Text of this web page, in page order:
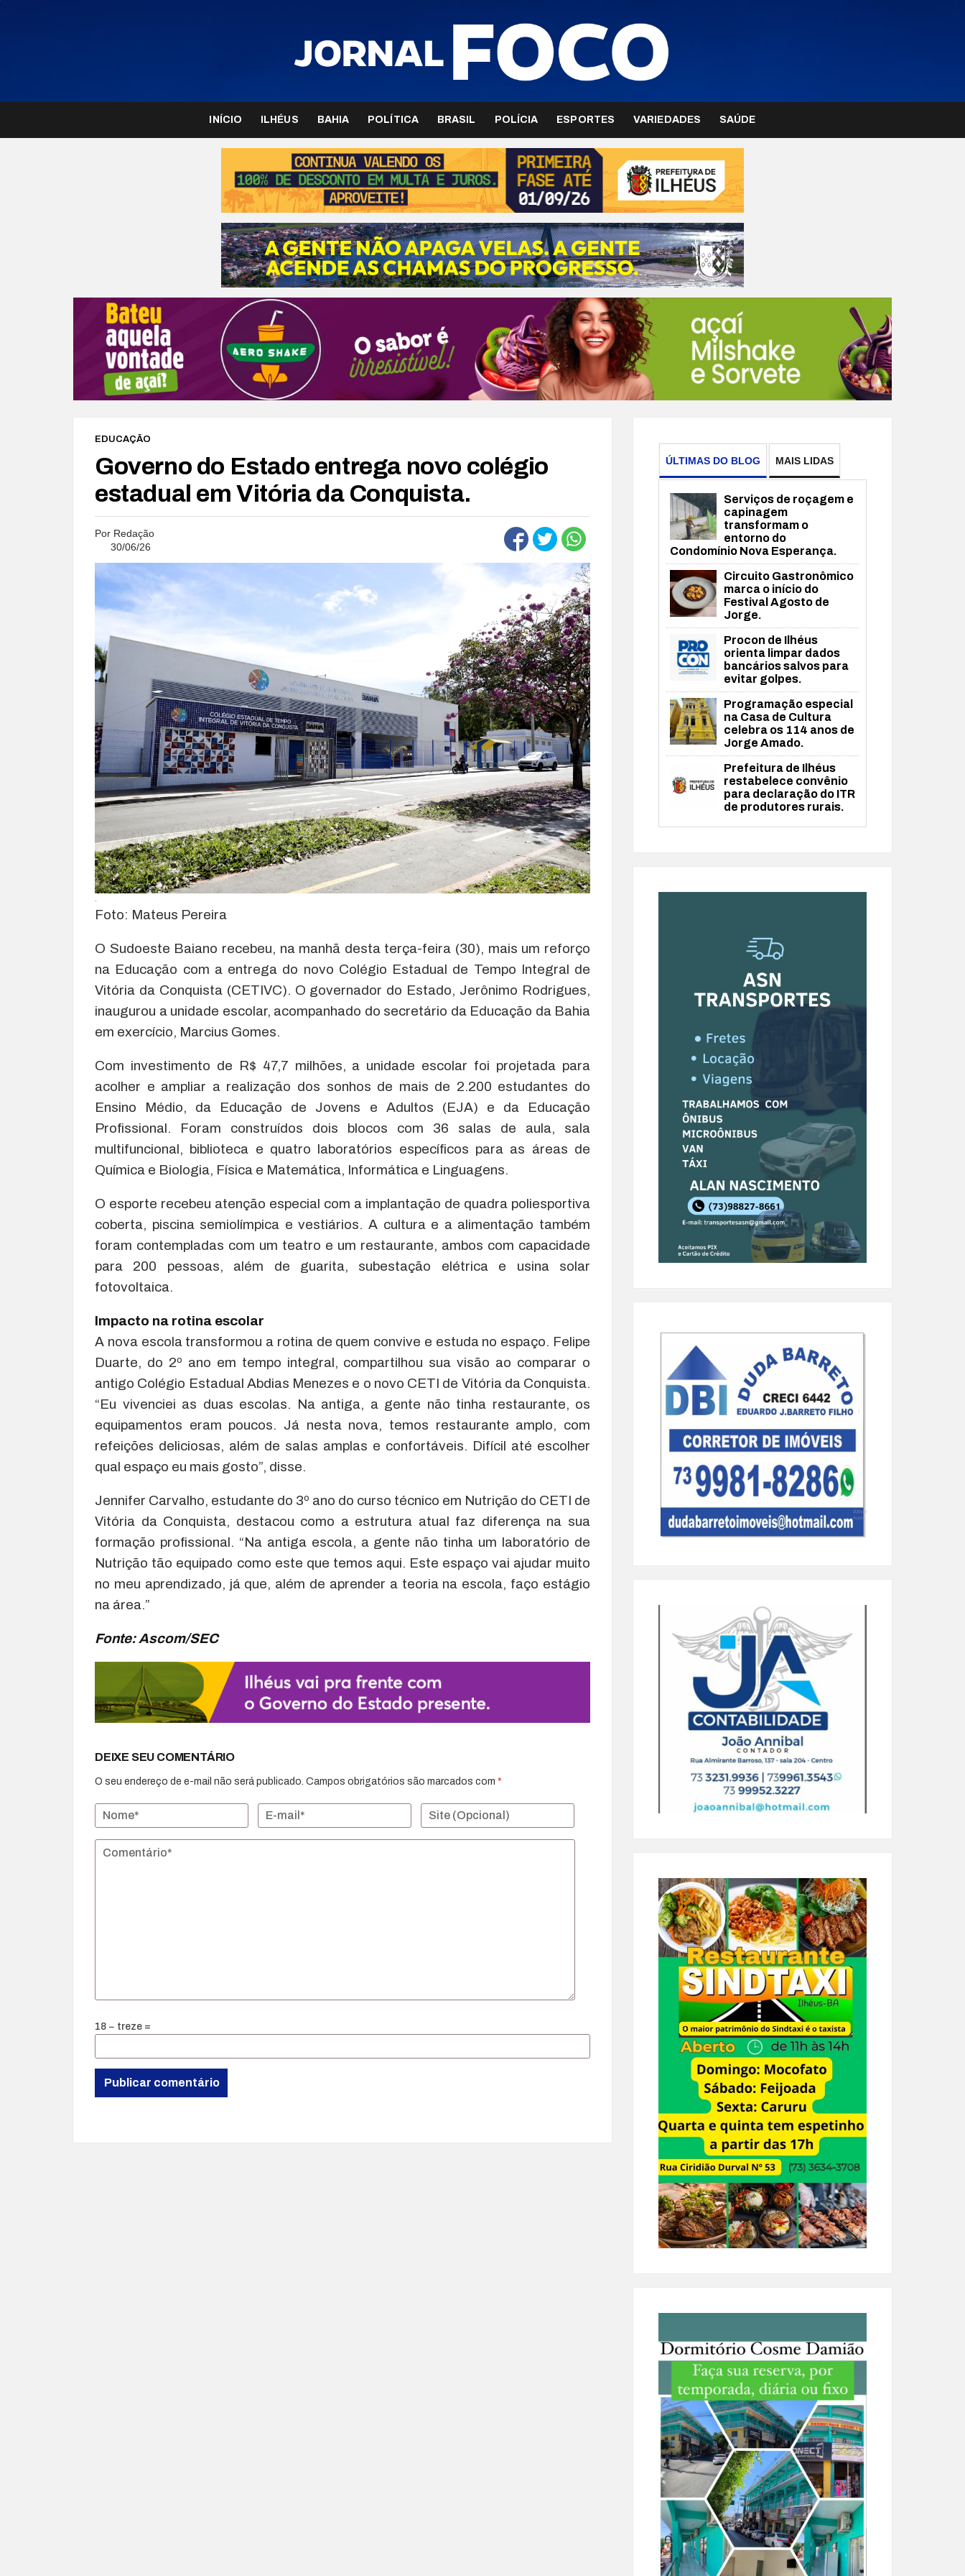
INÍCIO ILHÉUS BAHIA POLÍTICA BRASIL POLÍCIA ESPORTES VARIEDADES SAÚDE
EDUCAÇÃO
Governo do Estado entrega novo colégio
estadual em Vitória da Conquista.
Por Redação
30/06/26
Foto: Mateus Pereira
O Sudoeste Baiano recebeu, na manhã desta terça-feira (30), mais um reforço
na Educação com a entrega do novo Colégio Estadual de Tempo Integral de
Vitória da Conquista (CETIVC). O governador do Estado, Jerônimo Rodrigues,
inaugurou a unidade escolar, acompanhado do secretário da Educação da Bahia
em exercício, Marcius Gomes.
Com investimento de R$ 47,7 milhões, a unidade escolar foi projetada para
acolher e ampliar a realização dos sonhos de mais de 2.200 estudantes do
Ensino Médio, da Educação de Jovens e Adultos (EJA) e da Educação
Profissional. Foram construídos dois blocos com 36 salas de aula, sala
multifuncional, biblioteca e quatro laboratórios específicos para as áreas de
Química e Biologia, Física e Matemática, Informática e Linguagens.
O esporte recebeu atenção especial com a implantação de quadra poliesportiva
coberta, piscina semiolímpica e vestiários. A cultura e a alimentação também
foram contempladas com um teatro e um restaurante, ambos com capacidade
para 200 pessoas, além de guarita, subestação elétrica e usina solar
fotovoltaica.
Impacto na rotina escolar
A nova escola transformou a rotina de quem convive e estuda no espaço. Felipe
Duarte, do 2º ano em tempo integral, compartilhou sua visão ao comparar o
antigo Colégio Estadual Abdias Menezes e o novo CETI de Vitória da Conquista.
“Eu vivenciei as duas escolas. Na antiga, a gente não tinha restaurante, os
equipamentos eram poucos. Já nesta nova, temos restaurante amplo, com
refeições deliciosas, além de salas amplas e confortáveis. Difícil até escolher
qual espaço eu mais gosto”, disse.
Jennifer Carvalho, estudante do 3º ano do curso técnico em Nutrição do CETI de
Vitória da Conquista, destacou como a estrutura atual faz diferença na sua
formação profissional. “Na antiga escola, a gente não tinha um laboratório de
Nutrição tão equipado como este que temos aqui. Este espaço vai ajudar muito
no meu aprendizado, já que, além de aprender a teoria na escola, faço estágio
na área.”
Fonte: Ascom/SEC
DEIXE SEU COMENTÁRIO
O seu endereço de e-mail não será publicado. Campos obrigatórios são marcados com *
18 − treze =
ÚLTIMAS DO BLOG MAIS LIDAS
Serviços de roçagem e
capinagem
transformam o
entorno do
Condomínio Nova Esperança.
Circuito Gastronômico
marca o início do
Festival Agosto de
Jorge.
Procon de Ilhéus
orienta limpar dados
bancários salvos para
evitar golpes.
Programação especial
na Casa de Cultura
celebra os 114 anos de
Jorge Amado.
Prefeitura de Ilhéus
restabelece convênio
para declaração do ITR
de produtores rurais.